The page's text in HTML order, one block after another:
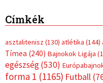
Címkék
asztalitenisz (130) atlétika (144)
Tímea (240) Bajnokok Ligája
egészség(530)
forma 1 (1165) Futball